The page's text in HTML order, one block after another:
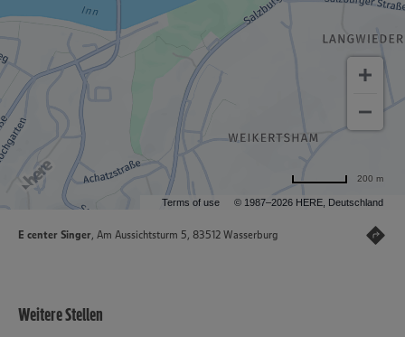
Terms of use © 1987–2026 HERE, Deutschland
200 m
E center Singer, Am Aussichtsturm 5, 83512 Wasserburg
Weitere Stellen